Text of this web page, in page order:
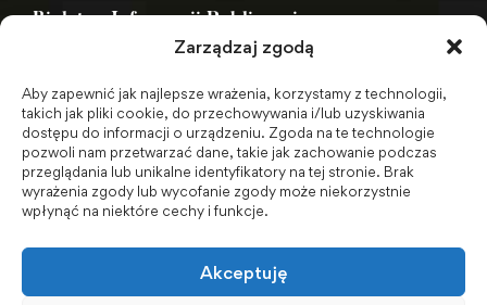
Zarządzaj zgodą
Aby zapewnić jak najlepsze wrażenia, korzystamy z technologii,
takich jak pliki cookie, do przechowywania i/lub uzyskiwania
dostępu do informacji o urządzeniu. Zgoda na te technologie
pozwoli nam przetwarzać dane, takie jak zachowanie podczas
przeglądania lub unikalne identyfikatory na tej stronie. Brak
wyrażenia zgody lub wycofanie zgody może niekorzystnie
wpłynąć na niektóre cechy i funkcje.
Akceptuję
Biuletyn Informacji Publicznej
BIP - Biuletyn Informacji Publicznej PWSZ -
archiwum
Social Media